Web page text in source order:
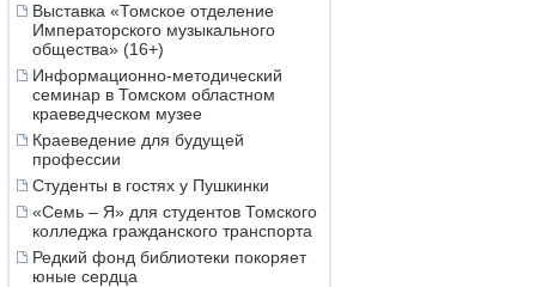
Выставка «Томское отделение
Императорского музыкального
общества» (16+)
Информационно-методический
семинар в Томском областном
краеведческом музее
Краеведение для будущей
профессии
Студенты в гостях у Пушкинки
«Семь – Я» для студентов Томского
колледжа гражданского транспорта
Редкий фонд библиотеки покоряет
юные сердца